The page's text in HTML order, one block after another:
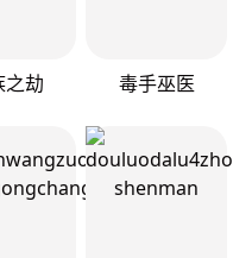
之劫 毒手巫医